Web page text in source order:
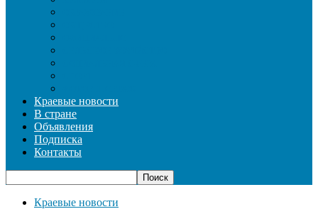
Краевые новости
В стране
Объявления
Подписка
Контакты
Краевые новости